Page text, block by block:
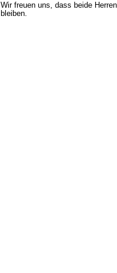
Wir freuen uns, dass beide
bleiben.